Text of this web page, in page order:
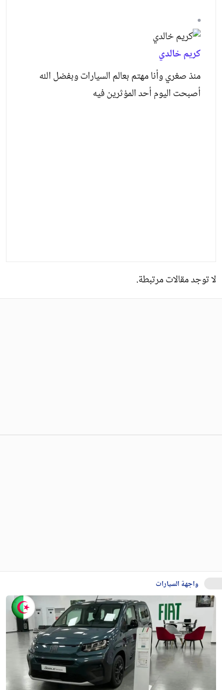
كريم خالدي
منذ صغري وأنا مهتم بعالم السيارات وبفضل الله
أصبحت اليوم أحد المؤثرين فيه
لا توجد مقالات مرتبطة.
واجهة السيارات